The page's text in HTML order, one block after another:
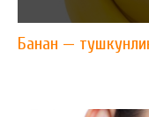
Банан —